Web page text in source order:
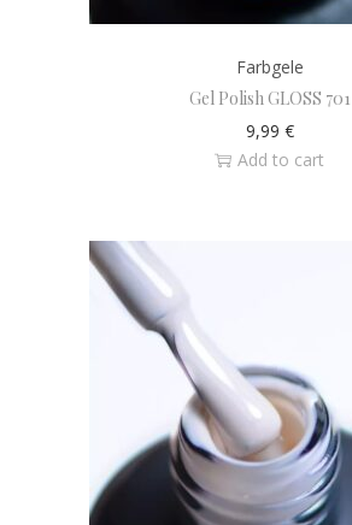
Farbgele
Gel Polish GLOSS 701
9,99 €
Add to cart